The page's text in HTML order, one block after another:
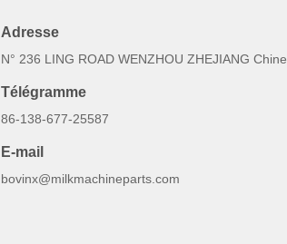
Adresse
N° 236 LING ROAD WENZHOU ZHEJIANG Chine
Télégramme
86-138-677-25587
E-mail
bovinx@milkmachineparts.com